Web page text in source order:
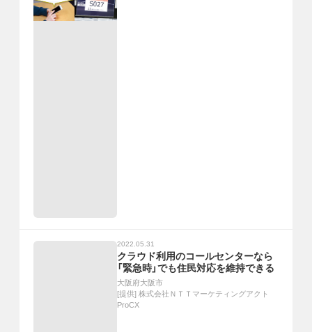
2022.05.31
クラウド利用のコールセンターなら
「緊急時」でも住民対応を維持できる
大阪府大阪市
[提供] 株式会社ＮＴＴマーケティングアクト
ProCX